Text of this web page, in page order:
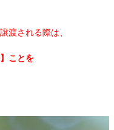
渡される際は、
ことを